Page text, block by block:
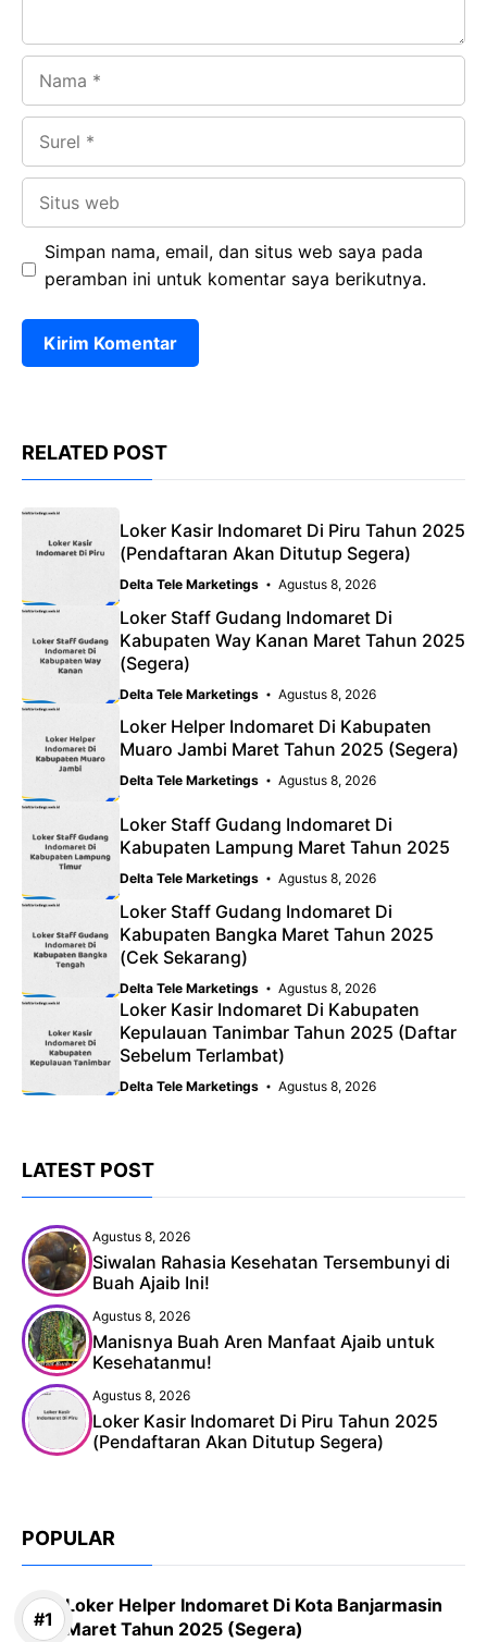
Simpan nama, email, dan situs web saya pada
peramban ini untuk komentar saya berikutnya.
RELATED POST
Loker Kasir Indomaret Di Piru Tahun 2025
(Pendaftaran Akan Ditutup Segera)
Delta Tele Marketings Agustus 8, 2026
Loker Staff Gudang Indomaret Di
Kabupaten Way Kanan Maret Tahun 2025
(Segera)
Delta Tele Marketings Agustus 8, 2026
Loker Helper Indomaret Di Kabupaten
Muaro Jambi Maret Tahun 2025 (Segera)
Delta Tele Marketings Agustus 8, 2026
Loker Staff Gudang Indomaret Di
Kabupaten Lampung Maret Tahun 2025
Delta Tele Marketings Agustus 8, 2026
Loker Staff Gudang Indomaret Di
Kabupaten Bangka Maret Tahun 2025
(Cek Sekarang)
Delta Tele Marketings Agustus 8, 2026
Loker Kasir Indomaret Di Kabupaten
Kepulauan Tanimbar Tahun 2025 (Daftar
Sebelum Terlambat)
Delta Tele Marketings Agustus 8, 2026
LATEST POST
Agustus 8, 2026
Siwalan Rahasia Kesehatan Tersembunyi di
Buah Ajaib Ini!
Agustus 8, 2026
Manisnya Buah Aren Manfaat Ajaib untuk
Kesehatanmu!
Agustus 8, 2026
Loker Kasir Indomaret Di Piru Tahun 2025
(Pendaftaran Akan Ditutup Segera)
POPULAR
Loker Helper Indomaret Di Kota Banjarmasin
Maret Tahun 2025 (Segera)